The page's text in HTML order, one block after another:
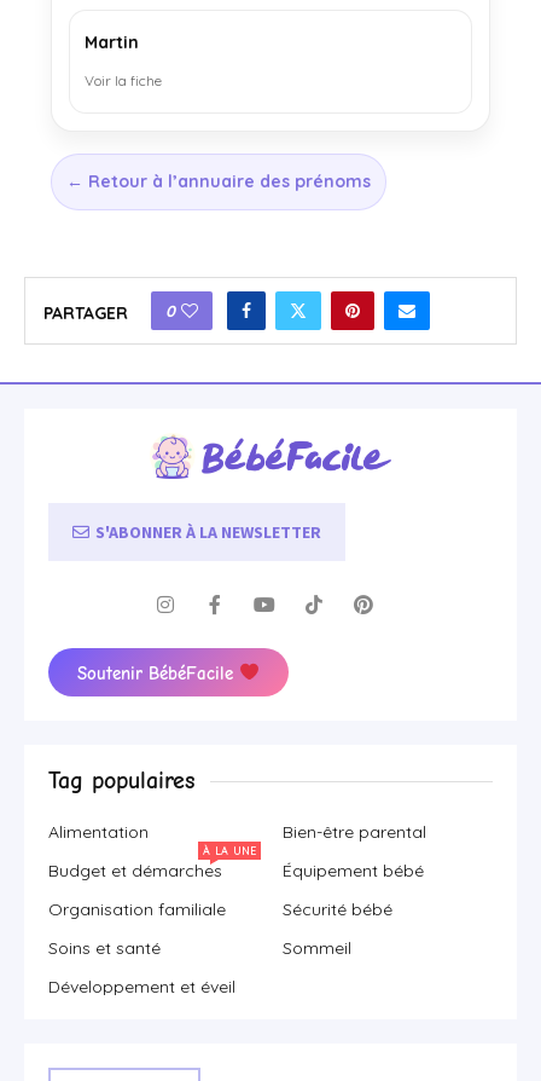
Martin
Voir la fiche
← Retour à l’annuaire des prénoms
PARTAGER 0
S'ABONNER À LA NEWSLETTER
Soutenir BébéFacile
Tag populaires
Alimentation
Bien-être parental
Budget et démarches
À LA UNE
Équipement bébé
Organisation familiale
Sécurité bébé
Soins et santé
Sommeil
Développement et éveil